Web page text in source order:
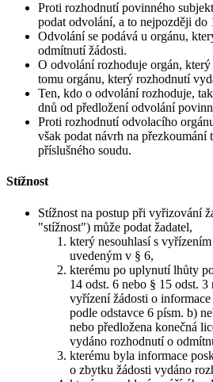
Proti rozhodnutí povinného
podat odvolání, a to nejpozději do
Odvolání se podává u orgánu,
odmítnutí žádosti.
O odvolání rozhoduje orgán,
tomu orgánu, který rozhodnutí
Ten, kdo o odvolání rozhoduje,
dnů od předložení odvolání
Proti rozhodnutí odvolacího
však podat návrh na přezkoumání
příslušného soudu.
Stížnost
Stížnost na postup při vyřizování
"stížnost") může podat žadatel,
který nesouhlasí s
uvedeným v § 6,
kterému po uplynutí lhůty
14 odst. 6 nebo § 15 odst.
vyřízení žádosti o
podle odstavce 6 písm. b)
nebo předložena konečná
vydáno rozhodnutí o
kterému byla informace
o zbytku žádosti vydáno